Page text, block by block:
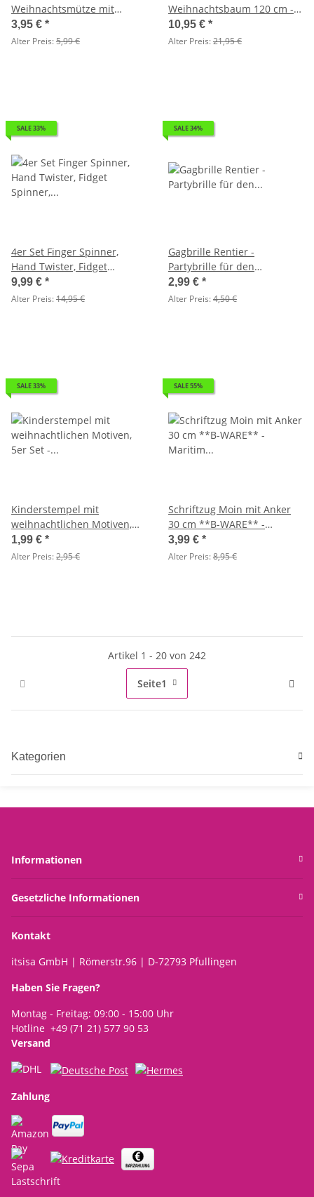
Weihnachtsmütze mit
Zahlen auf
Wäscheklammern - als
3,95 € *
Alter Preis:5,99 €
Weihnachtsbaum 120 cm -
PREMIUM QUALITÄT (220
Zweige) - Tannenbaum
10,95 € *
Alter Preis:21,95 €
SALE 33%
4er Set Finger Spinner,
Hand Twister, Fidget
Spinner, Hand Spinner -
hochwertiges Kugellager
9,99 € *
Alter Preis:14,95 €
SALE 34%
Gagbrille Rentier -
Partybrille für den
Weihnachtsmarkt /
Weihnachtsfeier etc.
2,99 € *
Alter Preis:4,50 €
SALE 33%
Kinderstempel mit
weihnachtlichen Motiven,
5er Set - Motiv Stempel
Weihnachten (z.B. zum
1,99 € *
Alter Preis:2,95 €
SALE 55%
Schriftzug Moin mit Anker
30 cm **B-WARE** -
Maritim Deko, Möwe,
Leuchtturm, Holz Schild,
3,99 € *
Alter Preis:8,95 €
Artikel 1 - 20 von 242
Seite1
Kategorien
Informationen
Gesetzliche Informationen
Kontakt
itsisa GmbH | Römerstr.96 | D-72793 Pfullingen
Haben Sie Fragen?
Montag - Freitag: 09:00 - 15:00 Uhr
Hotline +49 (71 21) 577 90 53
Versand
Zahlung